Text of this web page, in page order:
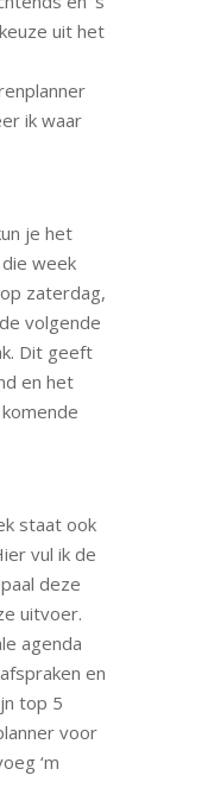
uit het
ik waar
je het
week
zaterdag,
volgende
Dit geeft
en het
staat ook
vul ik de
deze
uitvoer.
agenda
en
top 5
voor
‘m